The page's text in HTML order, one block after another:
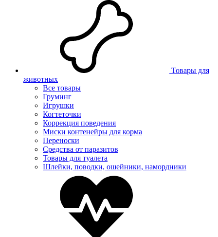
Товары для
животных
Все товары
Груминг
Игрушки
Когтеточки
Коррекция поведения
Миски контенейры для корма
Переноски
Средства от паразитов
Товары для туалета
Шлейки, поводки, ошейники, намордники